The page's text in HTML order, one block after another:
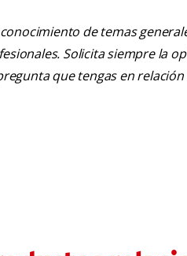
de temas
Solicita siempre la
que tengas en